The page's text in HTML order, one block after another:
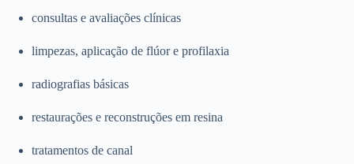
consultas e avaliações clínicas
limpezas, aplicação de flúor e profilaxia
radiografias básicas
restaurações e reconstruções em resina
tratamentos de canal